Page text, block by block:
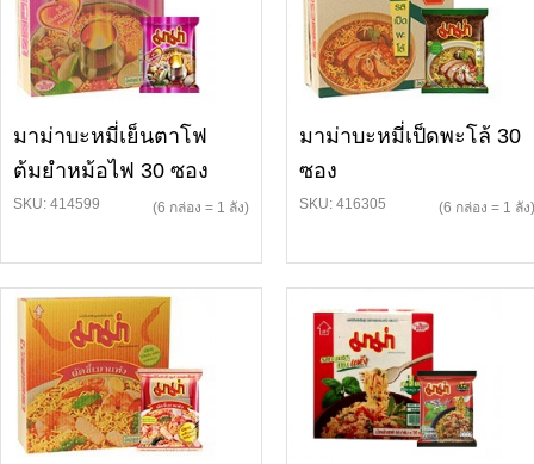
มาม่าบะหมี่เย็นตาโฟ
ต้มยำหม้อไฟ 30 ซอง
SKU: 414599 (6 กล่อง = 1 ลัง)
มาม่าบะหมี่เป็ดพะโล้ 30
ซอง
SKU: 416305 (6 กล่อง = 1 ลัง)